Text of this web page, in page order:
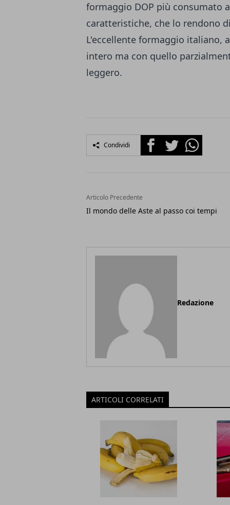
formaggio DOP più consumato
caratteristiche, che lo rendono
L'eccellente formaggio italiano,
intero ma con quello
leggero.
Condividi FacebookTwitterWhatsapp
Articolo Precedente
Il mondo delle Aste al passo coi tempi
Redazione
ARTICOLI CORRELATI